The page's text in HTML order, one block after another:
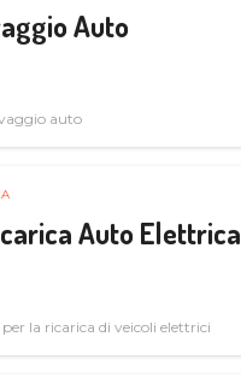
Auto
auto
Auto Elettrica
la ricarica di veicoli elettrici